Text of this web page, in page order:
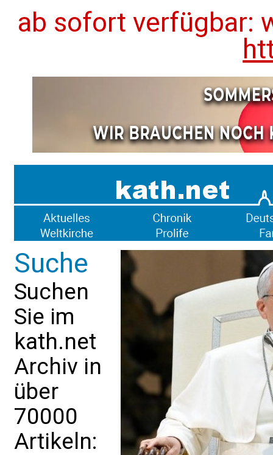
ab sofort verfügbar:
Suche
Suchen
Sie im
kath.net
Archiv in
über
70000
Artikeln: